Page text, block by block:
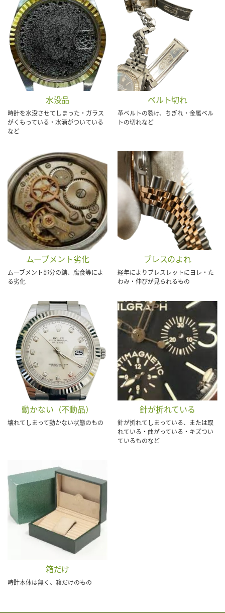
水没品
時計を水没させてしまった・ガラス
がくもっている・水滴がついている
など
ベルト切れ
革ベルトの裂け、ちぎれ・金属ベル
トの切れなど
ムーブメント劣化
ムーブメント部分の錆、腐食等によ
る劣化
ブレスのよれ
経年によりブレスレットにヨレ・た
わみ・伸びが見られるもの
動かない（不動品）
壊れてしまって動かない状態のもの
針が折れている
針が折れてしまっている、または取
れている・曲がっている・キズつい
ているものなど
箱だけ
時計本体は無く、箱だけのもの